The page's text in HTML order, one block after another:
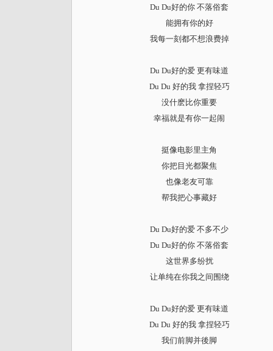
Du Du好的你 不落俗套
能拥有你的好
我每一刻都不想浪费掉
Du Du好的爱 更有味道
Du Du 好的我 拿捏轻巧
没什麽比你重要
幸福就是有你一起闹
挺像电影里主角
你把目光都聚焦
也像老友可靠
帮我把心事藏好
Du Du好的爱 不多不少
Du Du好的你 不落俗套
这世界多纷扰
让单纯在你我之间围绕
Du Du好的爱 更有味道
Du Du 好的我 拿捏轻巧
我们前脚并後脚